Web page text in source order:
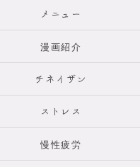
メニュー
漫画紹介
チネイザン
ストレス
慢性疲労